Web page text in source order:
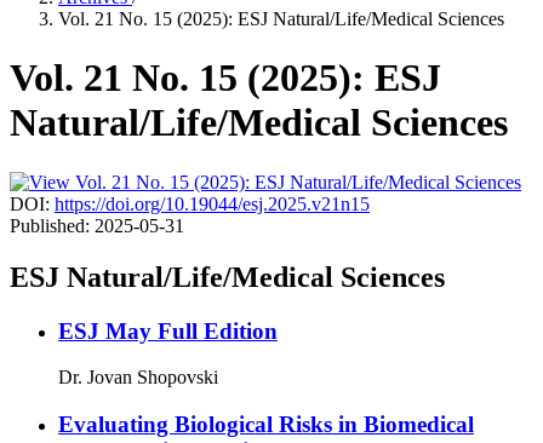
Vol. 21 No. 15 (2025): ESJ Natural/Life/Medical Sciences
Vol. 21 No. 15 (2025): ESJ
Natural/Life/Medical Sciences
DOI: https://doi.org/10.19044/esj.2025.v21n15
Published: 2025-05-31
ESJ Natural/Life/Medical Sciences
ESJ May Full Edition
Dr. Jovan Shopovski
Evaluating Biological Risks in Biomedical